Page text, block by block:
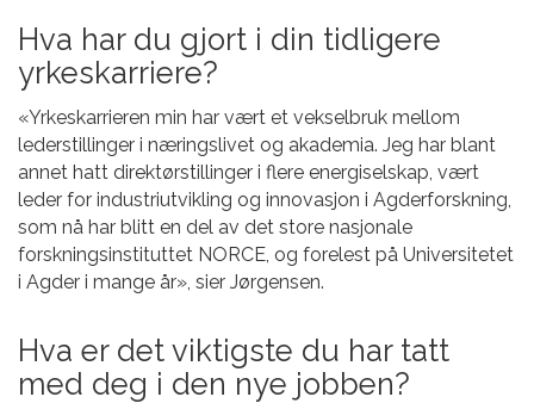
Hva har du gjort i din tidligere
yrkeskarriere?
«Yrkeskarrieren min har vært et vekselbruk mellom
lederstillinger i næringslivet og akademia. Jeg har blant
annet hatt direktørstillinger i flere energiselskap, vært
leder for industriutvikling og innovasjon i Agderforskning,
som nå har blitt en del av det store nasjonale
forskningsinstituttet NORCE, og forelest på Universitetet
i Agder i mange år», sier Jørgensen.
Hva er det viktigste du har tatt
med deg i den nye jobben?